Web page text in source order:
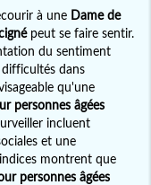
à une Dame de
peut se faire sentir.
du sentiment
dans
qu'une
personnes âgées
incluent
et une
montrent que
personnes âgées